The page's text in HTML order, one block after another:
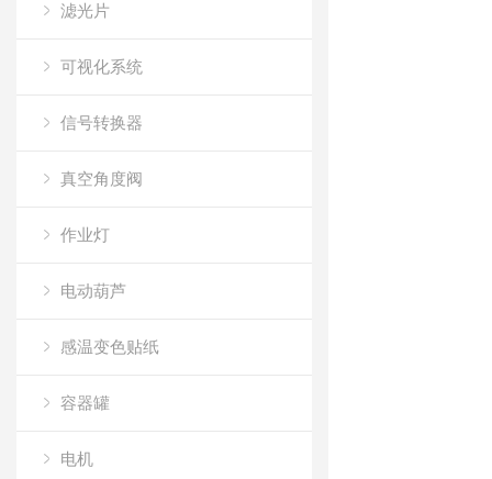
滤光片
可视化系统
信号转换器
真空角度阀
作业灯
电动葫芦
感温变色贴纸
容器罐
电机